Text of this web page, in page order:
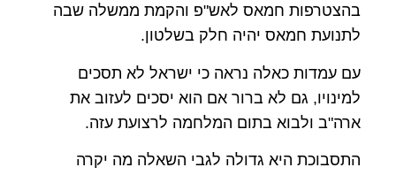
בהצטרפות חמאס לאש"פ והקמת ממשלה שבה
לתנועת חמאס יהיה חלק בשלטון.
עם עמדות כאלה נראה כי ישראל לא תסכים
למינויו, גם לא ברור אם הוא יסכים לעזוב את
ארה"ב ולבוא בתום המלחמה לרצועת עזה.
התסבוכת היא גדולה לגבי השאלה מה יקרה